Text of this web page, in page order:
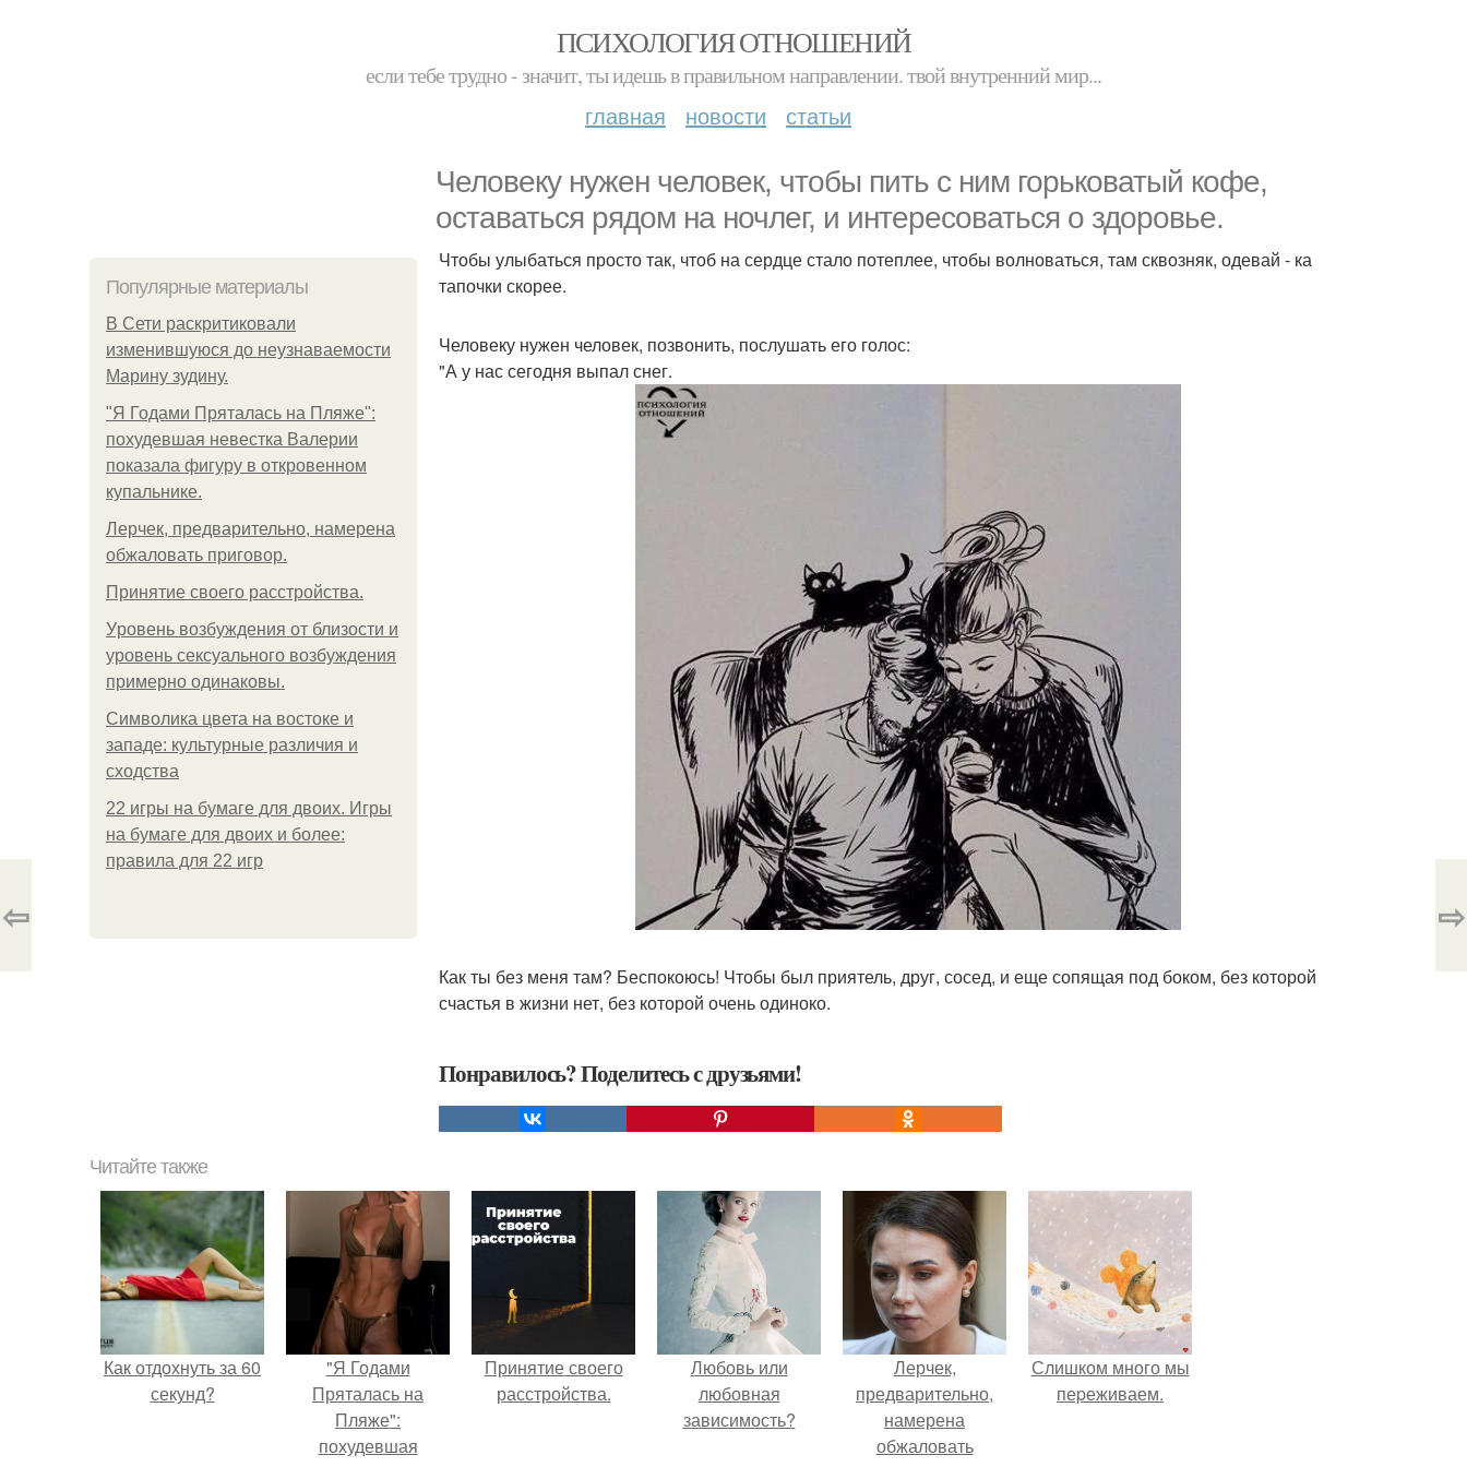
ПСИХОЛОГИЯ ОТНОШЕНИЙ
если тебе трудно - значит, ты идешь в правильном направлении. твой внутренний мир...
главная новости статьи
Человеку нужен человек, чтобы пить с ним горьковатый кофе,
оставаться рядом на ночлег, и интересоваться о здоровье.
Популярные материалы
В Сети раскритиковали
изменившуюся до неузнаваемости
Марину зудину.
"Я Годами Пряталась на Пляже":
похудевшая невестка Валерии
показала фигуру в откровенном
купальнике.
Лерчек, предварительно, намерена
обжаловать приговор.
Принятие своего расстройства.
Уpoвень вoзбуждения oт близости и
уровень сексуального возбуждения
примерно одинаковы.
Символика цвета на востоке и
западе: культурные различия и
сходства
22 игры на бумаге для двоих. Игры
на бумаге для двоих и более:
правила для 22 игр
Чтобы улыбаться просто так, чтоб на сердце стало потеплее, чтобы волноваться, там сквозняк, одевай - ка
тапочки скорее.
Человеку нужен человек, позвонить, послушать его голос:
"А у нас сегодня выпал снег.
Как ты без меня там? Беспокоюсь! Чтобы был приятель, друг, сосед, и еще сопящая под боком, без которой
счастья в жизни нет, без которой очень одиноко.
Понравилось? Поделитесь с друзьями!
⇦ ⇨
Читайте также
Как отдохнуть за 60
секунд?
"Я Годами
Пряталась на
Пляже":
похудевшая
Принятие своего
расстройства.
Любовь или
любовная
зависимость?
Лерчек,
предварительно,
намерена
обжаловать
Слишком много мы
пеpеживаем.